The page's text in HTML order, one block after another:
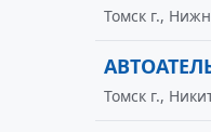
Томск г.,
Томск г.,